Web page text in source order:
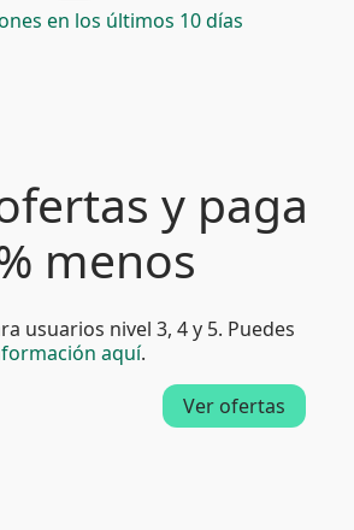
en los últimos 10 días
y paga
menos
usuarios nivel 3, 4 y 5. Puedes
aquí.
Ver ofertas